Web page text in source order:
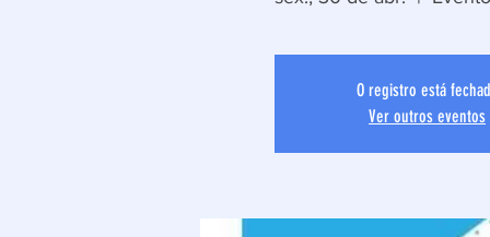
O registro está
Ver outros eventos